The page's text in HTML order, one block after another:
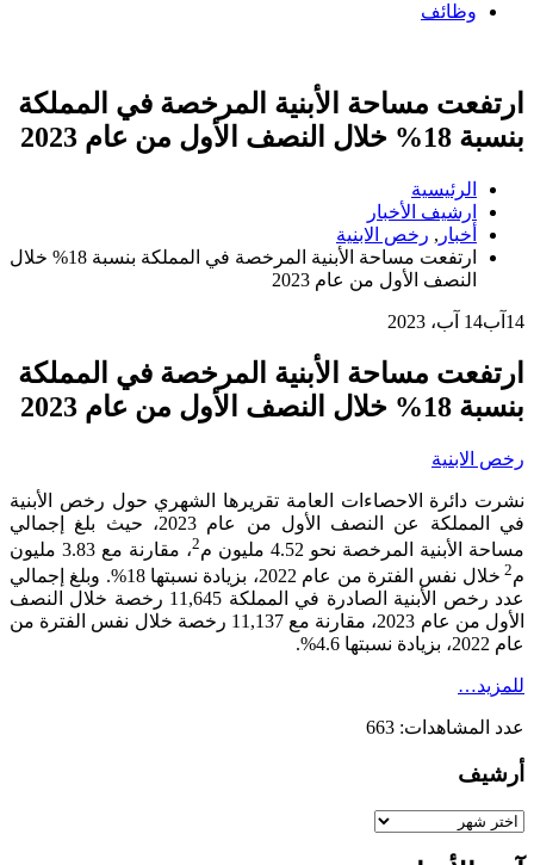
وظائف
ارتفعت مساحة الأبنية المرخصة في المملكة
بنسبة 18% خلال النصف الأول من عام 2023
الرئيسية
ارشيف الأخبار
أخبار , رخص الابنية
ارتفعت مساحة الأبنية المرخصة في المملكة بنسبة 18% خلال
النصف الأول من عام 2023
14 آب14 آب، 2023
ارتفعت مساحة الأبنية المرخصة في المملكة
بنسبة 18% خلال النصف الأول من عام 2023
رخص الابنية
نشرت دائرة الاحصاءات العامة تقريرها الشهري حول رخص الأبنية
في المملكة عن النصف الأول من عام 2023، حيث بلغ إجمالي
مساحة الأبنية المرخصة نحو 4.52 مليون م
2
، مقارنة مع 3.83 مليون
م2
خلال نفس الفترة من عام 2022، بزيادة نسبتها 18%. وبلغ إجمالي
عدد رخص الأبنية الصادرة في المملكة 11,645 رخصة خلال النصف
الأول من عام 2023، مقارنة مع 11,137 رخصة خلال نفس الفترة من
عام 2022، بزيادة نسبتها 4.6%.
للمزيد…
عدد المشاهدات: 663
أرشيف
أرشيف